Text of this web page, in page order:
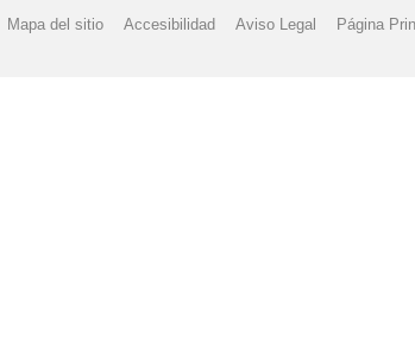
Mapa del sitio Accesibilidad Aviso Legal Página